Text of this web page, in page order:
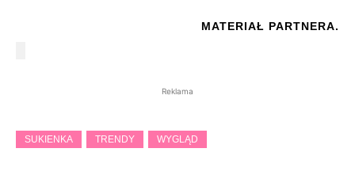
MATERIAŁ PARTNERA.
Reklama
SUKIENKA TRENDY WYGLĄD